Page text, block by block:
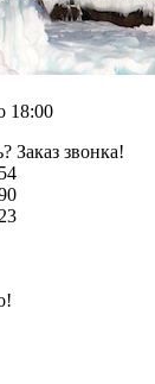
18:00
Заказ звонка!